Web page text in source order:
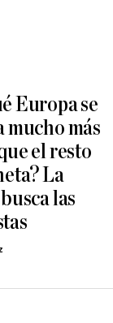
Europa se
mucho más
el resto
La
las